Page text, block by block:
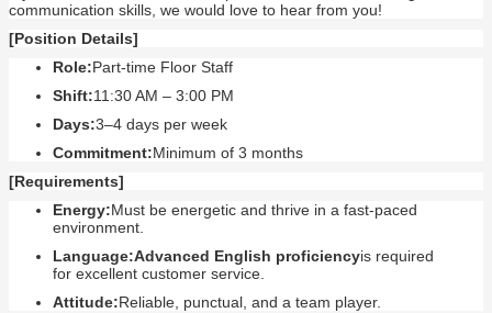
communication skills, we would love to hear from you!
[Position Details]
Role:Part-time Floor Staff
Shift:11:30 AM – 3:00 PM
Days:3–4 days per week
Commitment:Minimum of 3 months
[Requirements]
Energy:Must be energetic and thrive in a fast-paced
environment.
Language:Advanced English proficiencyis required
for excellent customer service.
Attitude:Reliable, punctual, and a team player.